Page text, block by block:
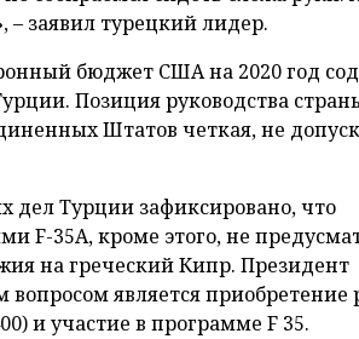
заявил турецкий лидер.
бюджет США на 2020 год
Позиция руководства
Штатов четкая, не
дел Турции зафиксировано, что
F-35A, кроме этого, не
на греческий Кипр. Президент
является приобретение
и участие в программе F 35.